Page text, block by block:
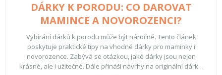
DÁRKY K PORODU: CO DAROVAT
MAMINCE A NOVOROZENCI?
Vybírání dárků k porodu může být náročné. Tento článek
poskytuje praktické tipy na vhodné dárky pro maminky i
novorozence. Zabývá se otázkou, jaké dárky jsou nejen
krásné, ale i užitečné. Dále přináší návrhy na originální dárky,